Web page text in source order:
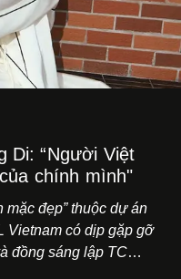
Di: “Người Việt
chính mình"
mặc đẹp” thuộc dự án
Vietnam có dịp gặp gỡ
đồng sáng lập TC